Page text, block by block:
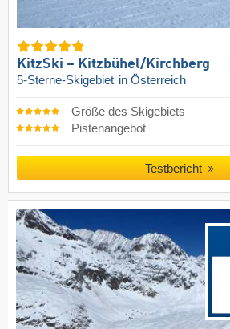
KitzSki – Kitzbühel/​Kirchberg
5-Sterne-Skigebiet in Österreich
Größe des Skigebiets
Pistenangebot
Testbericht